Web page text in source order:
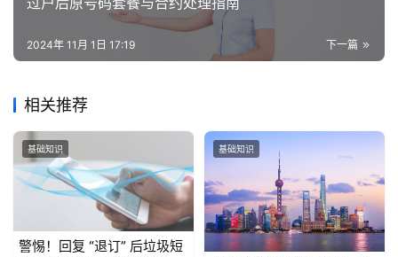
下一篇
2024年 11月 1日 17:19
相关推荐
基础知识
警惕！回复 “退订” 后垃圾短
基础知识